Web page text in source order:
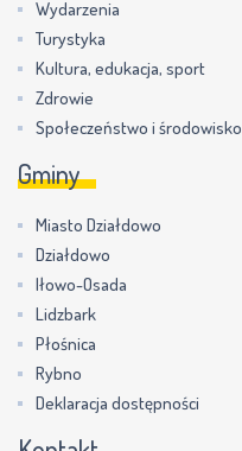
Wydarzenia
Turystyka
Kultura, edukacja, sport
Zdrowie
Społeczeństwo i środowisko
Gminy
Miasto Działdowo
Działdowo
Iłowo-Osada
Lidzbark
Płośnica
Rybno
Deklaracja dostępności